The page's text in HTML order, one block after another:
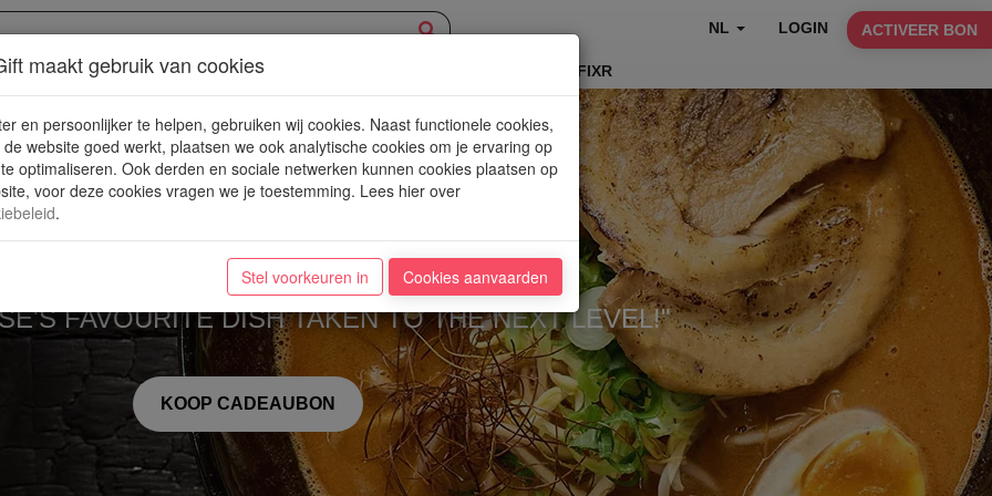
NL LOGIN ACTIVEER BON
AANBOD NIEUWE PLEKJES TABLEFIXR
Zuru Ramen
FAVOURITE DISH TAKEN TO THE NEXT LEVEL!"
KOOP CADEAUBON
maakt gebruik van cookies
en persoonlijker te helpen, gebruiken wij cookies. Naast functionele cookies,
website goed werkt, plaatsen we ook analytische cookies om je ervaring op
optimaliseren. Ook derden en sociale netwerken kunnen cookies plaatsen op
voor deze cookies vragen we je toestemming. Lees hier over
.
Stel voorkeuren in Cookies aanvaarden